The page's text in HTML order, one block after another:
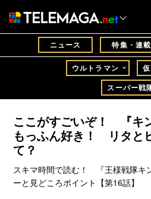
ニュース 特集・連載
ウルトラマン
スーパー戦
ここがすごいぞ！ 『キ
もっふん好き！ リタと
て？
スキマ時間で読む！ 『王様戦隊キ
ーと見どころポイント【第16話】